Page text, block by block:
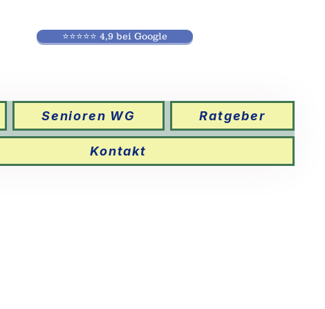
⭐⭐⭐⭐⭐ 4,9 bei Google
Senioren WG Ratgeber
Kontakt